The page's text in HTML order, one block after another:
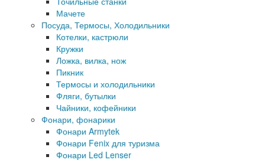
Мачете
Посуда, Термосы, Холодильники
Котелки, кастрюли
Кружки
Ложка, вилка, нож
Пикник
Термосы и холодильники
Фляги, бутылки
Чайники, кофейники
Фонари, фонарики
Фонари Armytek
Фонари Fenix для туризма
Фонари Led Lenser